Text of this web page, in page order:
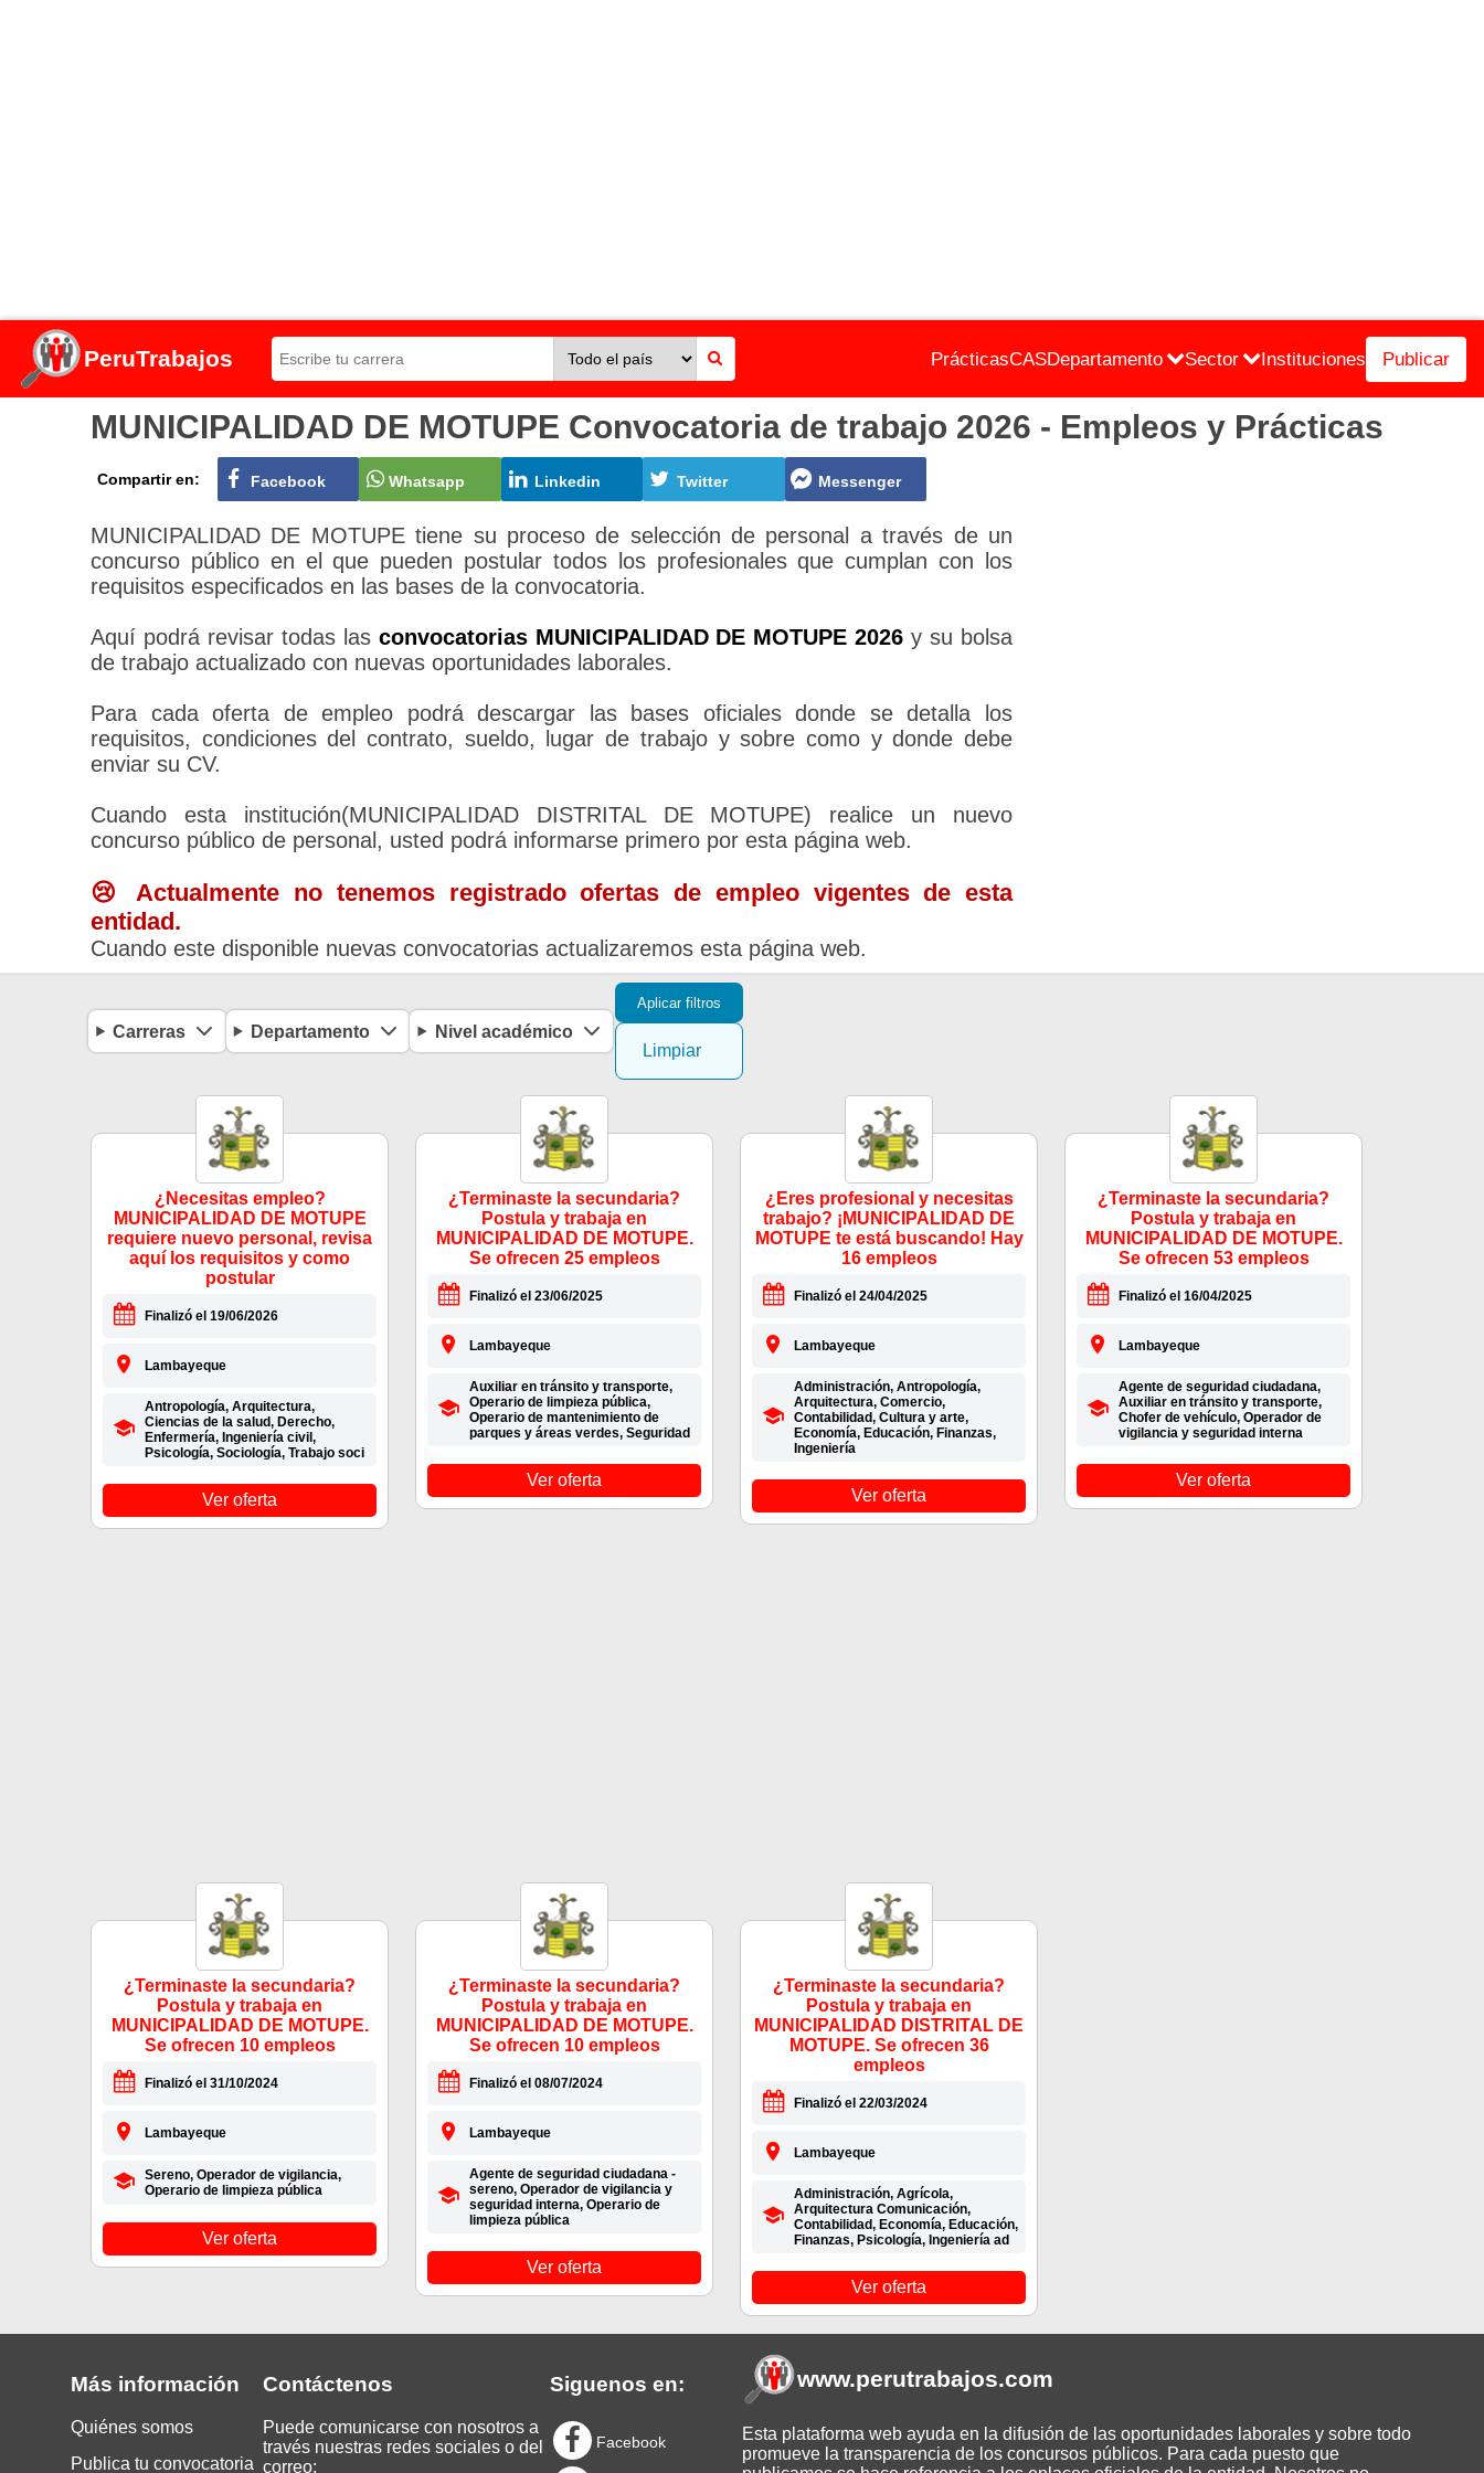
PeruTrabajos PrácticasCASDepartamento Sector Instituciones Publicar
MUNICIPALIDAD DE MOTUPE Convocatoria de trabajo 2026 - Empleos y Prácticas
Compartir en: Facebook Whatsapp Linkedin Twitter Messenger
MUNICIPALIDAD DE MOTUPE tiene su proceso de selección de personal a través de un
concurso público en el que pueden postular todos los profesionales que cumplan con los
requisitos especificados en las bases de la convocatoria.
Aquí podrá revisar todas las convocatorias MUNICIPALIDAD DE MOTUPE 2026 y su bolsa
de trabajo actualizado con nuevas oportunidades laborales.
Para cada oferta de empleo podrá descargar las bases oficiales donde se detalla los
requisitos, condiciones del contrato, sueldo, lugar de trabajo y sobre como y donde debe
enviar su CV.
Cuando esta institución(MUNICIPALIDAD DISTRITAL DE MOTUPE) realice un nuevo
concurso público de personal, usted podrá informarse primero por esta página web.
😢 Actualmente no tenemos registrado ofertas de empleo vigentes de esta
entidad.
Cuando este disponible nuevas convocatorias actualizaremos esta página web.
Carreras Departamento Nivel académico
Aplicar filtros
Limpiar
¿Necesitas empleo?
MUNICIPALIDAD DE MOTUPE
requiere nuevo personal, revisa
aquí los requisitos y como
postular
Finalizó el 19/06/2026
Lambayeque
Antropología, Arquitectura,
Ciencias de la salud, Derecho,
Enfermería, Ingeniería civil,
Psicología, Sociología, Trabajo soci
Ver oferta
¿Terminaste la secundaria?
Postula y trabaja en
MUNICIPALIDAD DE MOTUPE.
Se ofrecen 25 empleos
Finalizó el 23/06/2025
Lambayeque
Auxiliar en tránsito y transporte,
Operario de limpieza pública,
Operario de mantenimiento de
parques y áreas verdes, Seguridad
Ver oferta
¿Eres profesional y necesitas
trabajo? ¡MUNICIPALIDAD DE
MOTUPE te está buscando! Hay
16 empleos
Finalizó el 24/04/2025
Lambayeque
Administración, Antropología,
Arquitectura, Comercio,
Contabilidad, Cultura y arte,
Economía, Educación, Finanzas,
Ingeniería
Ver oferta
¿Terminaste la secundaria?
Postula y trabaja en
MUNICIPALIDAD DE MOTUPE.
Se ofrecen 53 empleos
Finalizó el 16/04/2025
Lambayeque
Agente de seguridad ciudadana,
Auxiliar en tránsito y transporte,
Chofer de vehículo, Operador de
vigilancia y seguridad interna
Ver oferta
¿Terminaste la secundaria?
Postula y trabaja en
MUNICIPALIDAD DE MOTUPE.
Se ofrecen 10 empleos
Finalizó el 31/10/2024
Lambayeque
Sereno, Operador de vigilancia,
Operario de limpieza pública
Ver oferta
¿Terminaste la secundaria?
Postula y trabaja en
MUNICIPALIDAD DE MOTUPE.
Se ofrecen 10 empleos
Finalizó el 08/07/2024
Lambayeque
Agente de seguridad ciudadana -
sereno, Operador de vigilancia y
seguridad interna, Operario de
limpieza pública
Ver oferta
¿Terminaste la secundaria?
Postula y trabaja en
MUNICIPALIDAD DISTRITAL DE
MOTUPE. Se ofrecen 36
empleos
Finalizó el 22/03/2024
Lambayeque
Administración, Agrícola,
Arquitectura Comunicación,
Contabilidad, Economía, Educación,
Finanzas, Psicología, Ingeniería ad
Ver oferta
Más información
Quiénes somos
Publica tu convocatoria
Contáctenos
Puede comunicarse con nosotros a
través nuestras redes sociales o del
correo:
Siguenos en:
Facebook
www.perutrabajos.com
Esta plataforma web ayuda en la difusión de las oportunidades laborales y sobre todo
promueve la transparencia de los concursos públicos. Para cada puesto que